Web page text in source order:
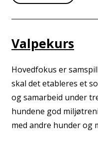
Valpekurs
Hovedfokus er
skal det etableres et
og samarbeid under
hundene god
med andre hunder og